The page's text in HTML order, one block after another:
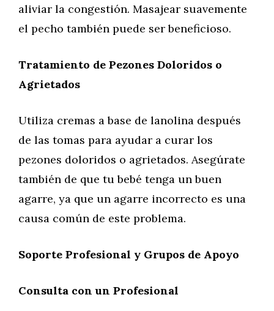
aliviar la congestión. Masajear suavemente
el pecho también puede ser beneficioso.
Tratamiento de Pezones Doloridos o
Agrietados
Utiliza cremas a base de lanolina después
de las tomas para ayudar a curar los
pezones doloridos o agrietados. Asegúrate
también de que tu bebé tenga un buen
agarre, ya que un agarre incorrecto es una
causa común de este problema.
Soporte Profesional y Grupos de Apoyo
Consulta con un Profesional